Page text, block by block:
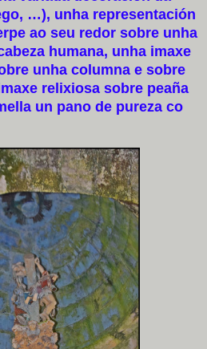
…), unha representación
ao seu redor sobre unha
humana, unha imaxe
unha columna e sobre
relixiosa sobre peaña
un pano de pureza co